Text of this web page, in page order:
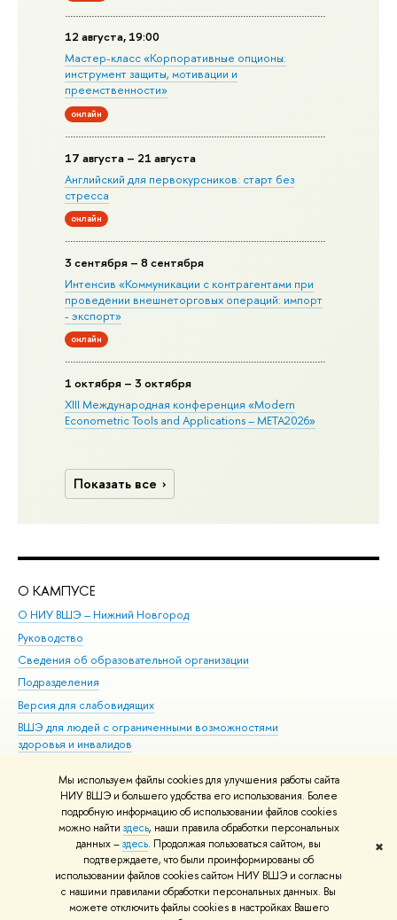
Мы используем файлы cookies для улучшения работы сайта
НИУ ВШЭ и большего удобства его использования. Более
подробную информацию об использовании файлов cookies
можно найти здесь, наши правила обработки персональных
данных –здесь. Продолжая пользоваться сайтом, вы
подтверждаете, что были проинформированы об
использовании файлов cookies сайтом НИУ ВШЭ и согласны
с нашими правилами обработки персональных данных. Вы
можете отключить файлы cookies в настройках Вашего
✖
12 августа, 19:00
Мастер-класс «Корпоративные опционы:
инструмент защиты, мотивации и
преемственности»
онлайн
17 августа – 21 августа
Английский для первокурсников: старт без
стресса
онлайн
3 сентября – 8 сентября
Интенсив «Коммуникации с контрагентами при
проведении внешнеторговых операций: импорт
- экспорт»
онлайн
1 октября – 3 октября
XIII Международная конференция «Modern
Econometric Tools and Applications – META2026»
Показать все
О КАМПУСЕ
О НИУ ВШЭ – Нижний Новгород
Руководство
Сведения об образовательной организации
Подразделения
Версия для слабовидящих
ВШЭ для людей с ограниченными возможностями
здоровья и инвалидов
© НИУ ВШЭ 1993–2026 Адреса и контакты Условия использования
материалов Политика конфиденциальности Карта сайта
Шрифты HSE Sans и HSE Slab разработаны вШколе дизайна НИУ ВШЭ